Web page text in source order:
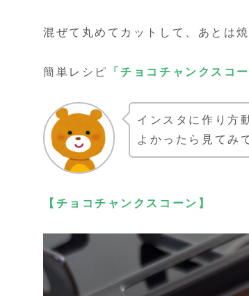
混ぜて丸めてカットして、あとは
簡単レシピ 「チョコチャンクスコー
インスタに作り方
よかったら見てみ
【チョコチャンクスコーン】